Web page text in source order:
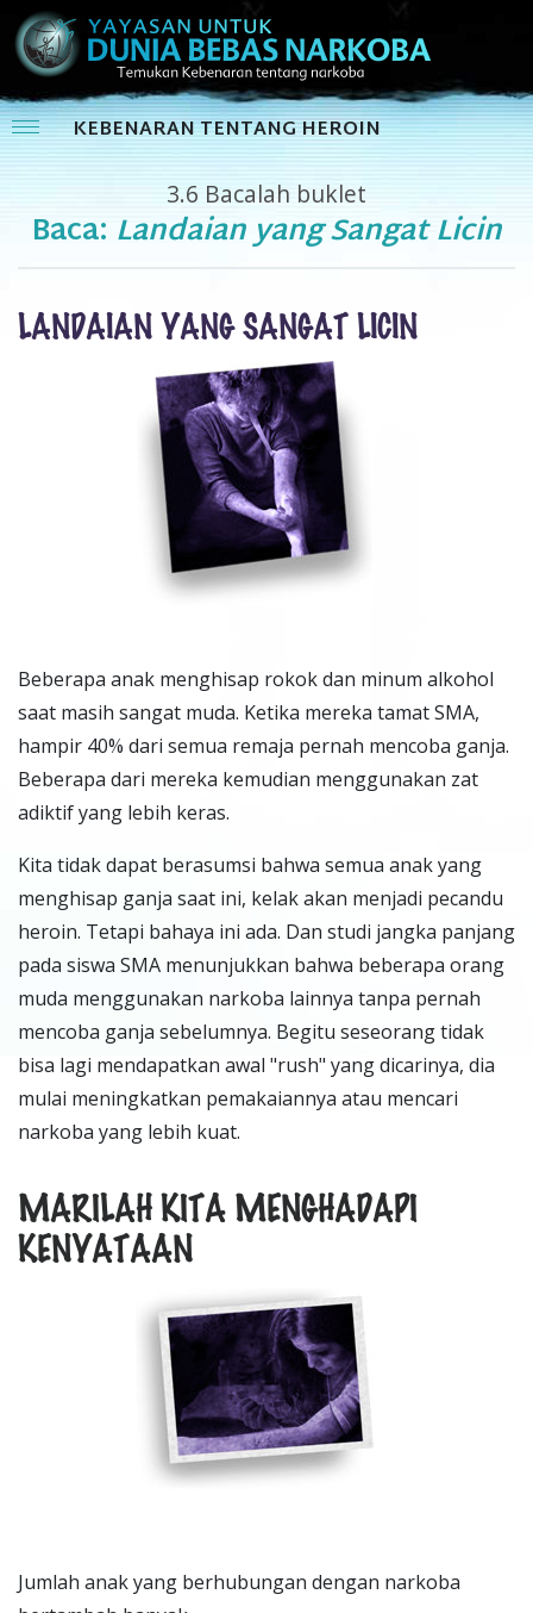
KEBENARAN TENTANG HEROIN
3.6 Bacalah buklet
Baca: Landaian yang Sangat Licin
LANDAIAN YANG SANGAT LICIN
Beberapa anak menghisap rokok dan minum alkohol
saat masih sangat muda. Ketika mereka tamat SMA,
hampir 40% dari semua remaja pernah mencoba ganja.
Beberapa dari mereka kemudian menggunakan zat
adiktif yang lebih keras.
Kita tidak dapat berasumsi bahwa semua anak yang
menghisap ganja saat ini, kelak akan menjadi pecandu
heroin. Tetapi bahaya ini ada. Dan studi jangka panjang
pada siswa SMA menunjukkan bahwa beberapa orang
muda menggunakan narkoba lainnya tanpa pernah
mencoba ganja sebelumnya. Begitu seseorang tidak
bisa lagi mendapatkan awal "rush" yang dicarinya, dia
mulai meningkatkan pemakaiannya atau mencari
narkoba yang lebih kuat.
MARILAH KITA MENGHADAPI
KENYATAAN
Jumlah anak yang berhubungan dengan narkoba